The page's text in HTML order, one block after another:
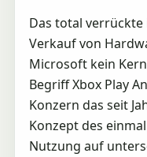
Das total verrückte
Verkauf von
Microsoft kein
Begriff Xbox Play
Konzern das seit
Konzept des
Nutzung auf